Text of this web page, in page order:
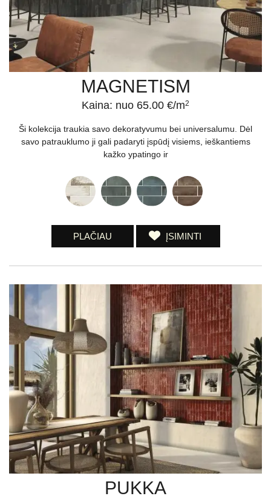
MAGNETISM
Kaina: nuo 65.00 €/m2
Ši kolekcija traukia savo dekoratyvumu bei universalumu. Dėl
savo patrauklumo ji gali padaryti įspūdį visiems, ieškantiems
kažko ypatingo ir
PLAČIAU ĮSIMINTI
PUKKA